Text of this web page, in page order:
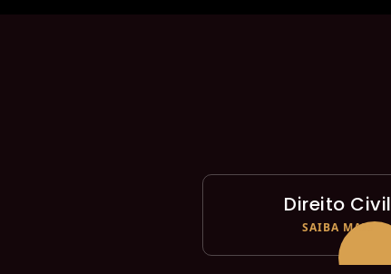
Direito Civil
SAIBA MAIS